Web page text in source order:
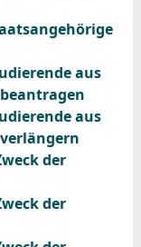
aus
aus
der
der